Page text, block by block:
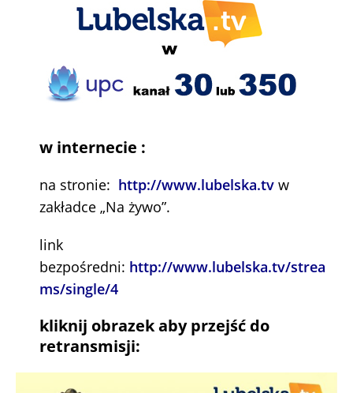
w internecie :
na stronie: http://www.lubelska.tv w
zakładce „Na żywo”.
link
bezpośredni: http://www.lubelska.tv/strea
ms/single/4
kliknij obrazek aby przejść do
retransmisji: